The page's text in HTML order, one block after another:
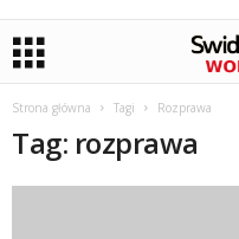
Strona główna Tagi Rozprawa
Tag: rozprawa